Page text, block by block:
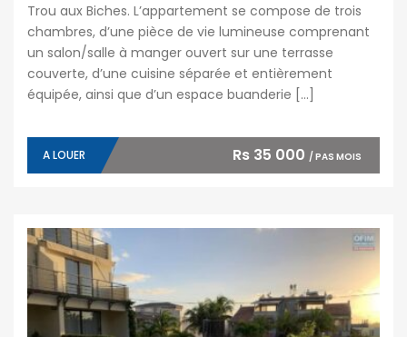
Trou aux Biches. L’appartement se compose de trois
chambres, d’une pièce de vie lumineuse comprenant
un salon/salle à manger ouvert sur une terrasse
couverte, d’une cuisine séparée et entièrement
équipée, ainsi que d’un espace buanderie […]
A LOUER Rs 35 000 / PAS MOIS